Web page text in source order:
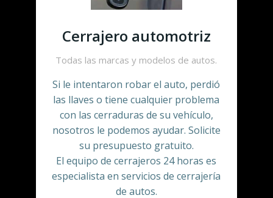
Cerrajero automotriz
Todas las marcas y modelos de autos.
Si le intentaron robar el auto, perdió
las llaves o tiene cualquier problema
con las cerraduras de su vehículo,
nosotros le podemos ayudar. Solicite
su presupuesto gratuito.
El equipo de cerrajeros 24 horas es
especialista en servicios de cerrajería
de autos.